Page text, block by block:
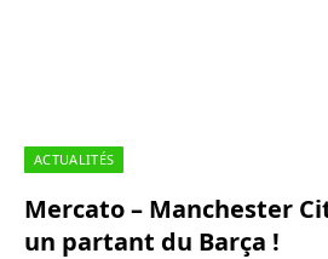
ACTUALITÉS
Mercato – Manchester
un partant du Barça !